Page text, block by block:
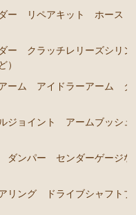
タット ファン ファ
）
ンダー リペアキッ
ンダー クラッチレリ
ルキット など）
ンアーム アイドラー
ールジョイント ブッ
ダー リペアキット ホース
ー クラッチレリーズシリン
）
ーム アイドラーアーム タ
ジョイント アームブッシュ
ンパー センダーゲージな
リング ドライブシャフトブ